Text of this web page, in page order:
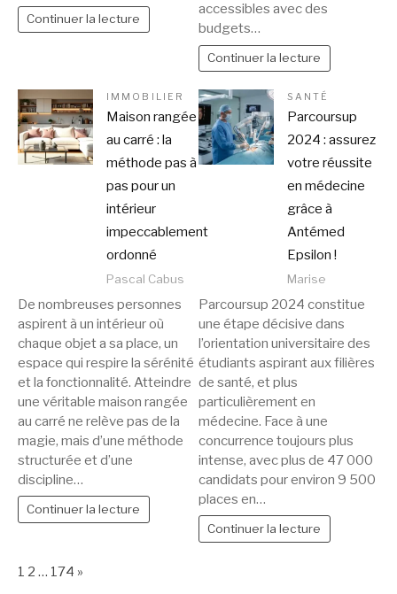
Continuer la lecture
accessibles avec des
budgets…
Continuer la lecture
IMMOBILIER
Maison rangée
au carré : la
méthode pas à
pas pour un
intérieur
impeccablement
ordonné
Pascal Cabus
De nombreuses personnes
aspirent à un intérieur où
chaque objet a sa place, un
espace qui respire la sérénité
et la fonctionnalité. Atteindre
une véritable maison rangée
au carré ne relève pas de la
magie, mais d’une méthode
structurée et d’une
discipline…
Continuer la lecture
SANTÉ
Parcoursup
2024 : assurez
votre réussite
en médecine
grâce à
Antémed
Epsilon !
Marise
Parcoursup 2024 constitue
une étape décisive dans
l’orientation universitaire des
étudiants aspirant aux filières
de santé, et plus
particulièrement en
médecine. Face à une
concurrence toujours plus
intense, avec plus de 47 000
candidats pour environ 9 500
places en…
Continuer la lecture
Page:
1 2 … 174 Next
»